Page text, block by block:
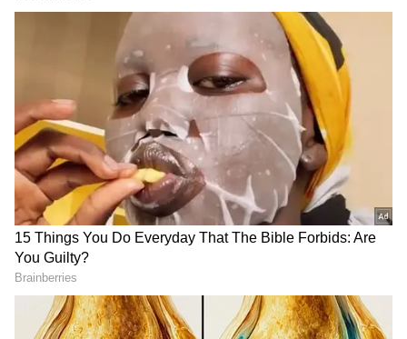
దీనికి ఆమె అంగీకరించకపోవడంతో ఎలాగైనా ఆమెను
లొంగదీసుకోవాలని అర్పిత్ అగర్వాల్ అనే విద్యార్థి
సహాయం తీసుకున్నాడు. అతని సహాయంతో బాధితురాలి
మీద ఒత్తిడి తీసుకొచ్చాడు. అయినా, ఆమె లొంగలేదు.
దీంతో పరీక్షల్లో ఆమెను ఫెయిల్ చేశాడు. పరీక్షలు బాగా
రాసినా తనను ఫెయిల్ చేయడంతో మనస్తాపానికి గురైన
బాధితురాలు పోలీసులను ఆశ్రయించింది. దీంతో గురువారం
ఆమె ఫిర్యాదు మేరకు ఇద్దరు నిందితులను అరెస్ట్ చేశారు.
RECOMMENDED STORIES